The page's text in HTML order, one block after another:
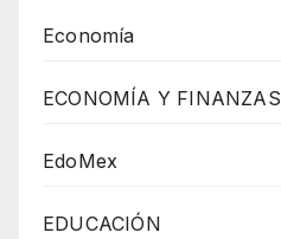
Economía
ECONOMÍA Y FINANZAS
EdoMex
EDUCACIÓN